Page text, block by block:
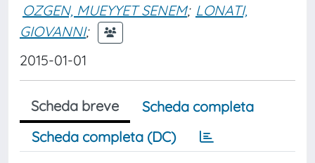
OZGEN, MUEYYET SENEM; LONATI,
GIOVANNI;
2015-01-01
Scheda breve
Scheda completa
Scheda completa (DC)